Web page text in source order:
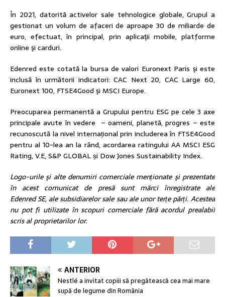
În 2021, datorită activelor sale tehnologice globale, Grupul a
gestionat un volum de afaceri de aproape 30 de miliarde de
euro, efectuat, în principal, prin aplicaţii mobile, platforme
online şi carduri.
Edenred este cotată la bursa de valori Euronext Paris şi este
inclusă în următorii indicatori: CAC Next 20, CAC Large 60,
Euronext 100, FTSE4Good şi MSCI Europe.
Preocuparea permanentă a Grupului pentru ESG pe cele 3 axe
principale avute în vedere – oameni, planetă, progres – este
recunoscută la nivel internațional prin includerea în FTSE4Good
pentru al 10-lea an la rând, acordarea ratingului AA MSCI ESG
Rating, V.E, S&P GLOBAL și Dow Jones Sustainability Index.
Logo-urile şi alte denumiri comerciale menționate şi prezentate
în acest comunicat de presă sunt mărci înregistrate ale
Edenred SE, ale subsidiarelor sale sau ale unor terțe părți. Acestea
nu pot fi utilizate în scopuri comerciale fără acordul prealabil
scris al proprietarilor lor.
ANTERIOR
Nestlé a invitat copiii să pregătească cea mai mare
supă de legume din România